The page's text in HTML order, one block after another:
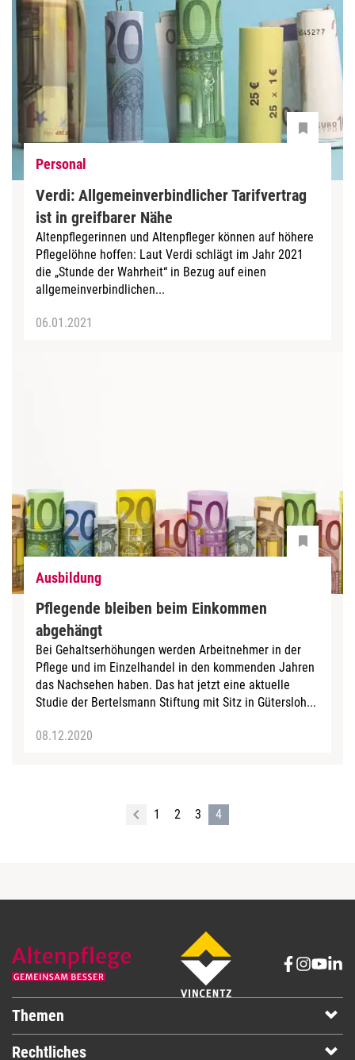
Personal
Verdi: Allgemeinverbindlicher Tarifvertrag
ist in greifbarer Nähe
Altenpflegerinnen und Altenpfleger können auf höhere
Pflegelöhne hoffen: Laut Verdi schlägt im Jahr 2021
die „Stunde der Wahrheit“ in Bezug auf einen
allgemeinverbindlichen...
06.01.2021
Ausbildung
Pflegende bleiben beim Einkommen
abgehängt
Bei Gehaltserhöhungen werden Arbeitnehmer in der
Pflege und im Einzelhandel in den kommenden Jahren
das Nachsehen haben. Das hat jetzt eine aktuelle
Studie der Bertelsmann Stiftung mit Sitz in Gütersloh...
08.12.2020
1 2 3 4
Themen
Rechtliches